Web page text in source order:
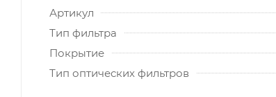
Артикул
Тип фильтра
Покрытие
Тип оптических фильтров